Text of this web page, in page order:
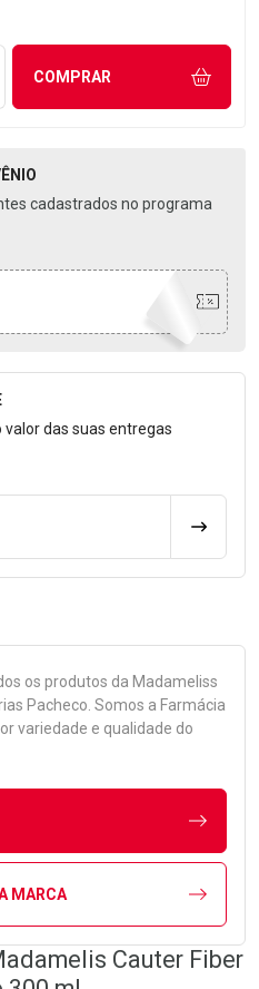
UMA UNIDADE
COMPRAR
cadastrados no programa
o Frete
valor das suas entregas
os produtos da Madameliss
Pacheco. Somos a Farmácia
variedade e qualidade do
MARCA
Cauter Fiber